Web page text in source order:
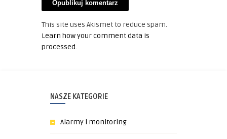
This site uses Akismet to reduce spam.
Learn how your comment data is
processed.
NASZE KATEGORIE
Alarmy i monitoring